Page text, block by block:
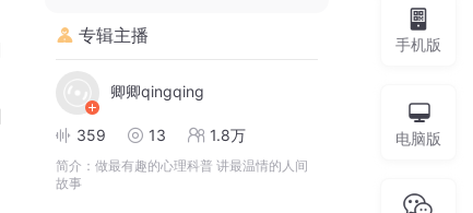
专辑主播
卿卿qingqing
359 13 1.8万
简介： 做最有趣的心理科普 讲最温情的人间
故事
手机版
电脑版